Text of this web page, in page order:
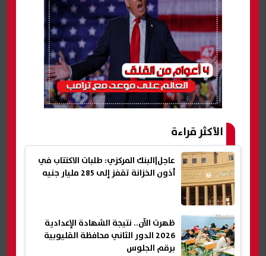
الأكثر قراءة
عاجل|البنك المركزي: طلبات الاكتتاب في
أذون الخزانة تقفز إلى 285 مليار جنيه
ظهرت الآن.. نتيجة الشهادة الإعدادية
2026 الدور الثاني محافظة القليوبية
برقم الجلوس